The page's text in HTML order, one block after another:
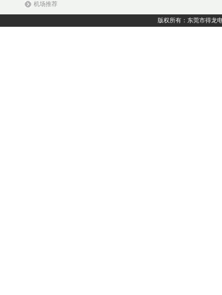
机场推荐
版权所有：东莞市得龙